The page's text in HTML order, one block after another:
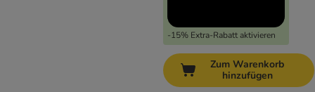
-15% Extra-Rabatt aktivieren
Zum Warenkorb
hinzufügen